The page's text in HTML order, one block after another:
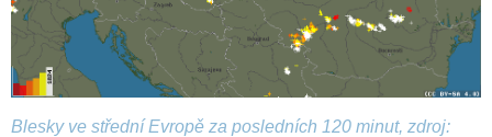
Blesky ve střední Evropě za posledních 120 minut, zdroj: